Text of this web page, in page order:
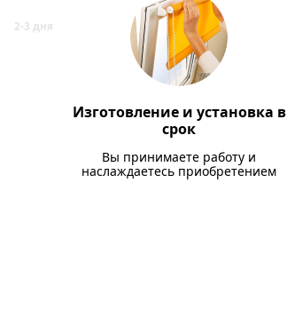
Изготовление и установка в
срок
Вы принимаете работу и
наслаждаетесь приобретением